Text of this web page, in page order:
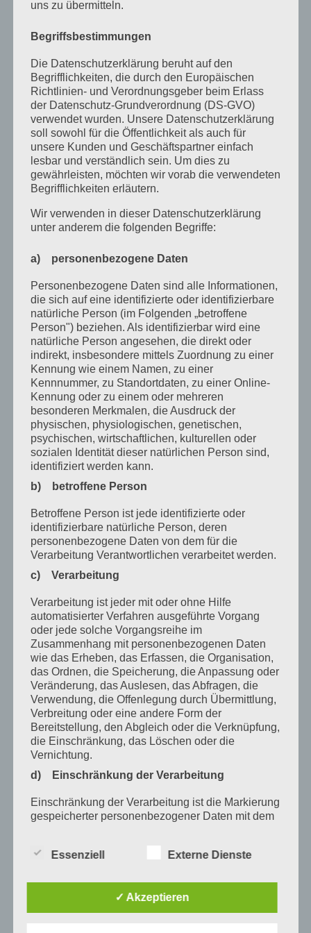
April 2024
März 2024
Januar 2024
Dezember 2023
November 2023
Oktober 2023
September 2023
Juli 2023
Juni 2023
Mai 2023
April 2023
März 2023
Februar 2023
Dezember 2022
November 2022
Oktober 2022
September 2022
August 2022
Juli 2022
April 2022
Februar 2022
Januar 2022
Dezember 2021
Oktober 2021
September 2021
Mai 2021
März 2021
Januar 2021
Dezember 2020
Oktober 2020
August 2020
Juli 2020
Juni 2020
April 2020
März 2020
uns zu übermitteln.
Begriffsbestimmungen
Die Datenschutzerklärung beruht auf den
Begrifflichkeiten, die durch den Europäischen
Richtlinien- und Verordnungsgeber beim Erlass
der Datenschutz-Grundverordnung (DS-GVO)
verwendet wurden. Unsere Datenschutzerklärung
soll sowohl für die Öffentlichkeit als auch für
unsere Kunden und Geschäftspartner einfach
lesbar und verständlich sein. Um dies zu
gewährleisten, möchten wir vorab die verwendeten
Begrifflichkeiten erläutern.
Wir verwenden in dieser Datenschutzerklärung
unter anderem die folgenden Begriffe:
a) personenbezogene Daten
Personenbezogene Daten sind alle Informationen,
die sich auf eine identifizierte oder identifizierbare
natürliche Person (im Folgenden „betroffene
Person") beziehen. Als identifizierbar wird eine
natürliche Person angesehen, die direkt oder
indirekt, insbesondere mittels Zuordnung zu einer
Kennung wie einem Namen, zu einer
Kennnummer, zu Standortdaten, zu einer Online-
Kennung oder zu einem oder mehreren
besonderen Merkmalen, die Ausdruck der
physischen, physiologischen, genetischen,
psychischen, wirtschaftlichen, kulturellen oder
sozialen Identität dieser natürlichen Person sind,
identifiziert werden kann.
b) betroffene Person
Betroffene Person ist jede identifizierte oder
identifizierbare natürliche Person, deren
personenbezogene Daten von dem für die
Verarbeitung Verantwortlichen verarbeitet werden.
c) Verarbeitung
Verarbeitung ist jeder mit oder ohne Hilfe
automatisierter Verfahren ausgeführte Vorgang
oder jede solche Vorgangsreihe im
Zusammenhang mit personenbezogenen Daten
wie das Erheben, das Erfassen, die Organisation,
das Ordnen, die Speicherung, die Anpassung oder
Veränderung, das Auslesen, das Abfragen, die
Verwendung, die Offenlegung durch Übermittlung,
Verbreitung oder eine andere Form der
Bereitstellung, den Abgleich oder die Verknüpfung,
die Einschränkung, das Löschen oder die
Vernichtung.
d) Einschränkung der Verarbeitung
Einschränkung der Verarbeitung ist die Markierung
gespeicherter personenbezogener Daten mit dem
e) Profiling
Verarbeitung personenbezogener Daten, die darin
besteht, dass diese personenbezogenen Daten
Essenziell Externe Dienste
✓ Akzeptieren